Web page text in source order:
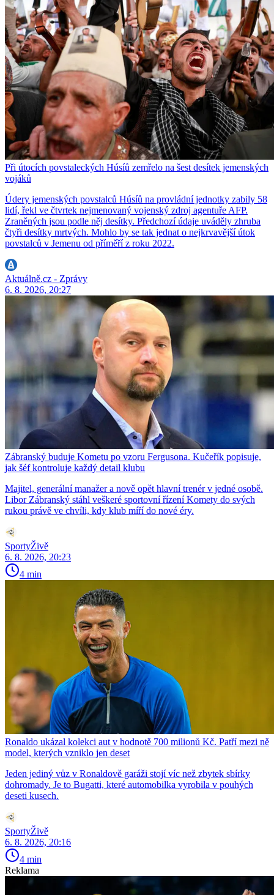
Při útocích povstaleckých Húsíů zemřelo na šest desítek jemenských
vojáků
Údery jemenských povstalců Húsíů na provládní jednotky zabily 58
lidí, řekl ve čtvrtek nejmenovaný vojenský zdroj agentuře AFP.
Zraněných jsou podle něj desítky. Předchozí údaje uváděly zhruba
čtyři desítky mrtvých. Mohlo by se tak jednat o nejkrvavější útok
povstalců v Jemenu od příměří z roku 2022.
Aktuálně.cz - Zprávy
6. 8. 2026, 20:27
Zábranský buduje Kometu po vzoru Fergusona. Kučeřík popisuje,
jak šéf kontroluje každý detail klubu
Majitel, generální manažer a nově opět hlavní trenér v jedné osobě.
Libor Zábranský stáhl veškeré sportovní řízení Komety do svých
rukou právě ve chvíli, kdy klub míří do nové éry.
SportyŽivě
6. 8. 2026, 20:23
4 min
Ronaldo ukázal kolekci aut v hodnotě 700 milionů Kč. Patří mezi ně
model, kterých vzniklo jen deset
Jeden jediný vůz v Ronaldově garáži stojí víc než zbytek sbírky
dohromady. Je to Bugatti, které automobilka vyrobila v pouhých
deseti kusech.
SportyŽivě
6. 8. 2026, 20:16
4 min
Reklama